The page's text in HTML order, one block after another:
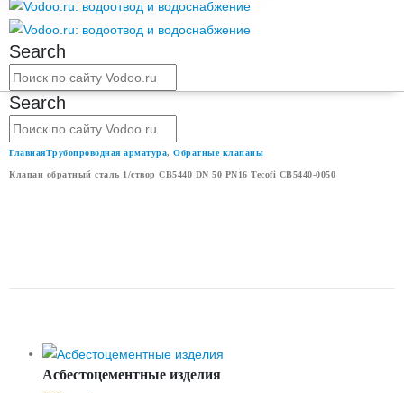
Search
Search
ГлавнаяТрубопроводная арматура, Обратные клапаны
Клапан обратный сталь 1/створ CB5440 DN 50 PN16 Tecofi CB5440-0050
Асбестоцементные изделия